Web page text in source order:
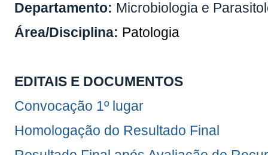
Departamento: Microbiologia e
Área/Disciplina: Patologia
EDITAIS E DOCUMENTOS
Convocação 1º lugar
Homologação do Resultado Final